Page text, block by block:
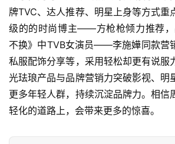
牌TVC、达人推荐、明星上身等方式重
级的的时尚博主——方枪枪倾力推荐，
不换》中TVB女演员——李施嬅同款营
私服配饰分享等，采用轻松却更有说服
光珐琅产品与品牌营销力突破影视、明
更多年轻人群，持续沉淀品牌力。相信
轻化的道路上，会带来更多的惊喜。